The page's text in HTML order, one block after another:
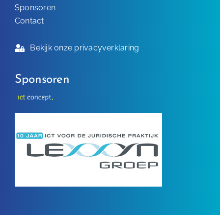
Sponsoren
Contact
Bekijk onze privacyverklaring
Sponsoren